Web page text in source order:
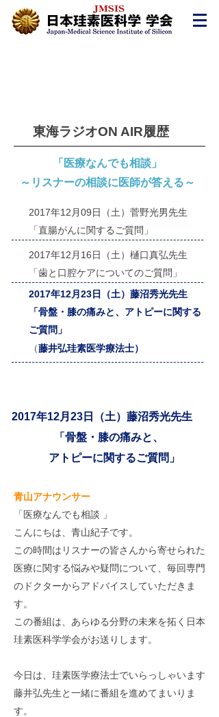
東海ラジオON AIR履歴
「医療なんでも相談」
～リスナーの相談に医師が答える～
2017年12月09日（土）菅野光男先生
「直腸がんに関するご質問」
2017年12月16日（土）樋口真弘先生
「歯と口腔ケアについてのご質問」
2017年12月23日（土）藤沼秀光先生
「骨盤・膝の痛みと、アトピーに関する
ご質問」
（藤井弘珪素医学療法士）
2017年12月23日（土）藤沼秀光先生
「骨盤・膝の痛みと、
アトピーに関するご質問」
​青山アナウンサー
「医療なんでも相談 」
こんにちは、青山紀子です。
この時間はリスナーの皆さんから寄せられた
医療に関する悩みや疑問について、毎回専門
のドクターからアドバイスしていただきま
す。
この番組は、あらゆる分野の未来を拓く日本
珪素医科学学会がお送りします。
今日は、珪素医学療法士でいらっしゃいます
藤井弘先生と一緒に番組を進めてまいりま
す。